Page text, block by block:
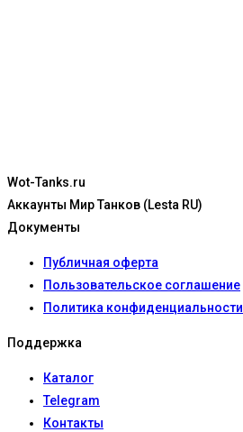
Wot-Tanks.ru
Аккаунты Мир Танков (Lesta RU)
Документы
Публичная оферта
Пользовательское соглашение
Политика конфиденциальности
Поддержка
Каталог
Telegram
Контакты